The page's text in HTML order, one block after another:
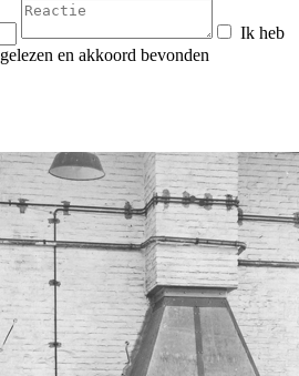
Ik heb
gelezen en akkoord bevonden